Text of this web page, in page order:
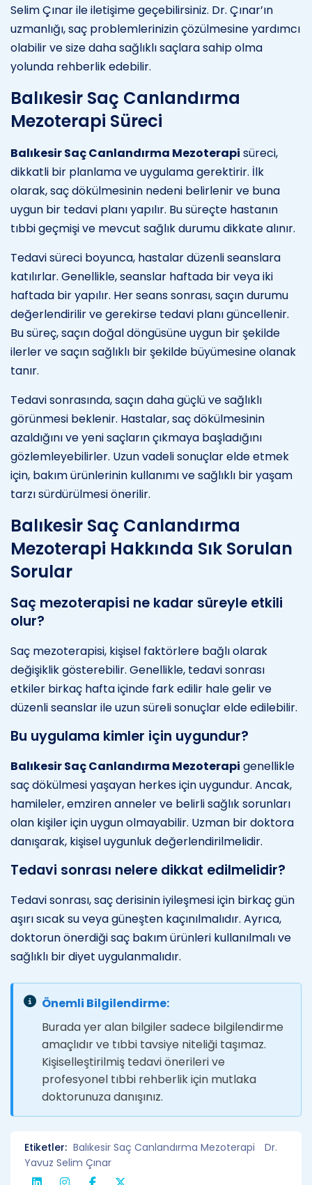
Selim Çınar ile iletişime geçebilirsiniz. Dr. Çınar’ın
uzmanlığı, saç problemlerinizin çözülmesine yardımcı
olabilir ve size daha sağlıklı saçlara sahip olma
yolunda rehberlik edebilir.
Balıkesir Saç Canlandırma
Mezoterapi Süreci
Balıkesir Saç Canlandırma Mezoterapi süreci,
dikkatli bir planlama ve uygulama gerektirir. İlk
olarak, saç dökülmesinin nedeni belirlenir ve buna
uygun bir tedavi planı yapılır. Bu süreçte hastanın
tıbbi geçmişi ve mevcut sağlık durumu dikkate alınır.
Tedavi süreci boyunca, hastalar düzenli seanslara
katılırlar. Genellikle, seanslar haftada bir veya iki
haftada bir yapılır. Her seans sonrası, saçın durumu
değerlendirilir ve gerekirse tedavi planı güncellenir.
Bu süreç, saçın doğal döngüsüne uygun bir şekilde
ilerler ve saçın sağlıklı bir şekilde büyümesine olanak
tanır.
Tedavi sonrasında, saçın daha güçlü ve sağlıklı
görünmesi beklenir. Hastalar, saç dökülmesinin
azaldığını ve yeni saçların çıkmaya başladığını
gözlemleyebilirler. Uzun vadeli sonuçlar elde etmek
için, bakım ürünlerinin kullanımı ve sağlıklı bir yaşam
tarzı sürdürülmesi önerilir.
Balıkesir Saç Canlandırma
Mezoterapi Hakkında Sık Sorulan
Sorular
Saç mezoterapisi ne kadar süreyle etkili
olur?
Saç mezoterapisi, kişisel faktörlere bağlı olarak
değişiklik gösterebilir. Genellikle, tedavi sonrası
etkiler birkaç hafta içinde fark edilir hale gelir ve
düzenli seanslar ile uzun süreli sonuçlar elde edilebilir.
Bu uygulama kimler için uygundur?
Balıkesir Saç Canlandırma Mezoterapi genellikle
saç dökülmesi yaşayan herkes için uygundur. Ancak,
hamileler, emziren anneler ve belirli sağlık sorunları
olan kişiler için uygun olmayabilir. Uzman bir doktora
danışarak, kişisel uygunluk değerlendirilmelidir.
Tedavi sonrası nelere dikkat edilmelidir?
Tedavi sonrası, saç derisinin iyileşmesi için birkaç gün
aşırı sıcak su veya güneşten kaçınılmalıdır. Ayrıca,
doktorun önerdiği saç bakım ürünleri kullanılmalı ve
sağlıklı bir diyet uygulanmalıdır.
Önemli Bilgilendirme:
Burada yer alan bilgiler sadece bilgilendirme
amaçlıdır ve tıbbi tavsiye niteliği taşımaz.
Kişiselleştirilmiş tedavi önerileri ve
profesyonel tıbbi rehberlik için mutlaka
doktorunuza danışınız.
Etiketler: Balıkesir Saç Canlandırma Mezoterapi
Dr.
Yavuz Selim Çınar